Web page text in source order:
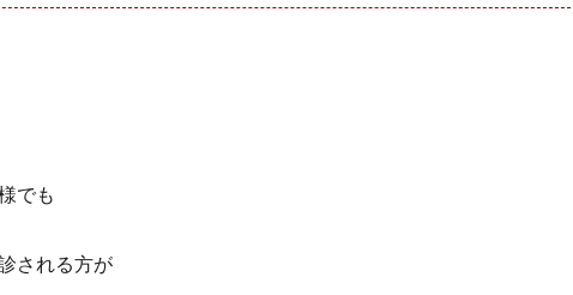
でも
される方が